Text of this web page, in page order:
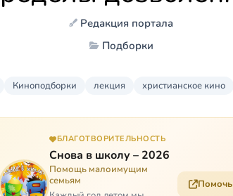
Редакция портала
Подборки
Киноподборки лекция христианское кино
БЛАГОТВОРИТЕЛЬНОСТЬ
Снова в школу – 2026
Помощь малоимущим
семьям
Помочь